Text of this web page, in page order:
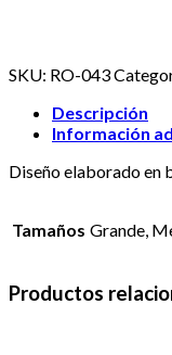
SKU: RO-043
Descripción
Información
Diseño elaborado en
Tamaños Grande,
Productos